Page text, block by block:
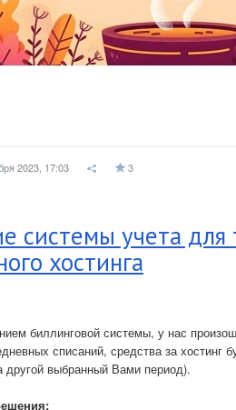
2023, 17:03 3
системы учета для
хостинга
биллинговой системы, у нас
списаний, средства за хостинг
другой выбранный Вами период).